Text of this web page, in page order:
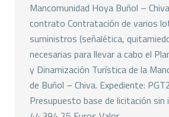
Mancomunidad Hoya Buñol –
contrato Contratación de varios
suministros (señalética,
necesarias para llevar a cabo el
y Dinamización Turística de la
de Buñol – Chiva. Expediente:
Presupuesto base de licitación